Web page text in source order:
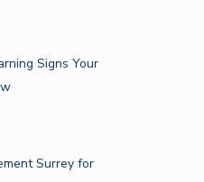
Signs Your
Surrey for